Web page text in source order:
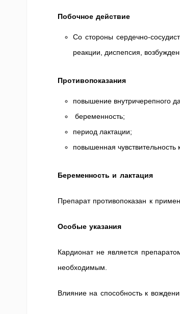
Побочное действие
Со стороны сердечно-
реакции, диспепсия,
Противопоказания
повышение внутричерепного
беременность;
период лактации;
повышенная чувствительность
Беременность и лактация
Препарат противопоказан к
Особые указания
Кардионат не является
необходимым.
Влияние на способность к